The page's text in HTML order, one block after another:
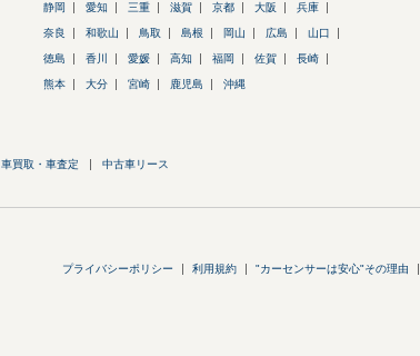
静岡 愛知 三重 滋賀 京都 大阪 兵庫
奈良 和歌山 鳥取 島根 岡山 広島 山口
徳島 香川 愛媛 高知 福岡 佐賀 長崎
熊本 大分 宮崎 鹿児島 沖縄
車買取・車査定 中古車リース
プライバシーポリシー 利用規約 "カーセンサーは安心"その理由